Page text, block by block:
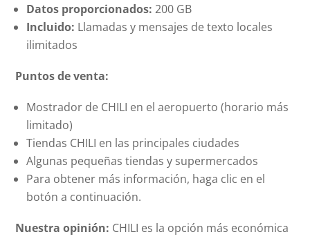
Datos proporcionados: 200 GB
Incluido: Llamadas y mensajes de texto locales
ilimitados
Puntos de venta:
Mostrador de CHILI en el aeropuerto (horario más
limitado)
Tiendas CHILI en las principales ciudades
Algunas pequeñas tiendas y supermercados
Para obtener más información, haga clic en el
botón a continuación.
Nuestra opinión: CHILI es la opción más económica